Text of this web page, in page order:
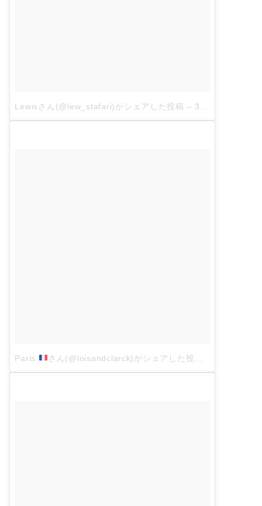
Lewisさん(@lew_stafari)がシェアした投稿 – 3月 4, 2018 at 4:26午後 PST
Paris さん(@loisandclarck)がシェアした投稿